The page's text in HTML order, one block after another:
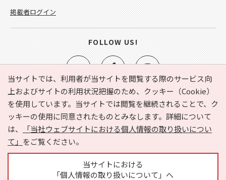
当サイトでは、利用者が当サイトを閲覧する際のサービス向
上およびサイトの利用状況把握のため、クッキー（Cookie）
を使用しています。当サイトでは閲覧を継続されることで、ク
ッキーの使用に同意されたものとみなします。詳細について
は、
「当社ウェブサイトにおける個人情報の取り扱いについ
て」 をご覧ください。
当サイトにおける
「個人情報の取り扱いについて」へ
e-NAVITA（イーナビタ）とは？ お気に入り
ヘルプ
利用規約
個人情報の取り扱いについて
運営会社
サイトマップ
広告掲載に関するお問い合わせ
掲載者ログイン
FOLLOW US!